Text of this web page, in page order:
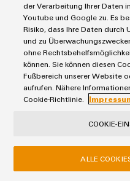
Termini e condizioni generali
Informativa sulla privacy
Impronta
Contatti e-mail
Rundbuckstrasse 2
der Verarbeitung Ihrer Daten
Youtube und Google zu. Es
Risiko, dass Ihre Daten durch
und zu
ohne
können. Sie können diesen
Fußbereich unserer Website
aufrufen. Nähere
Cookie-Richtlinie.
COOKIE-
ALLE